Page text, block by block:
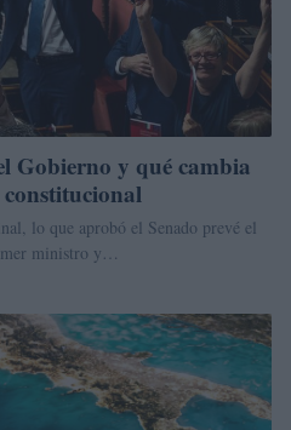
Gobierno y qué cambia
lo que aprobó el Senado prevé el
ministro y…